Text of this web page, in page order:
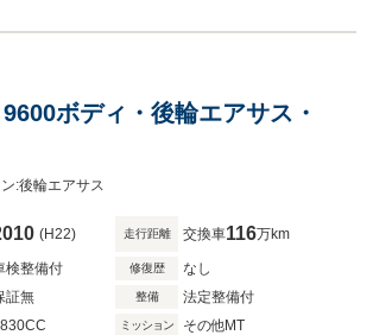
ボディ・後輪エアサス・
:後輪エアサス
(H22) 走行距離 交換車116万km
検整備付 修復歴 なし
証無 整備 法定整備付
ミッション その他MT